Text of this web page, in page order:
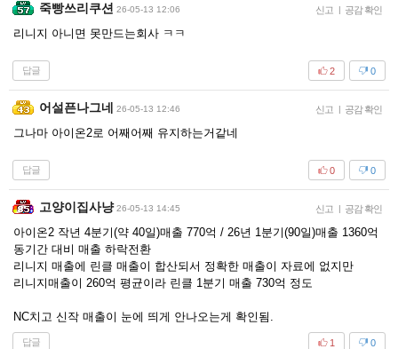
죽빵쓰리쿠션 26-05-13 12:06 신고 | 공감 확인
리니지 아니면 못만드는회사 ㅋㅋ
답글 0
2
어설픈나그네 26-05-13 12:46 신고 | 공감 확인
그나마 아이온2로 어째어째 유지하는거같네
답글 0
0
고양이집사냥 26-05-13 14:45 신고 | 공감 확인
아이온2 작년 4분기(약 40일)매출 770억 / 26년 1분기(90일)매출 1360억
동기간 대비 매출 하락전환
리니지 매출에 린클 매출이 합산되서 정확한 매출이 자료에 없지만
리니지매출이 260억 평균이라 린클 1분기 매출 730억 정도
NC치고 신작 매출이 눈에 띄게 안나오는게 확인됨.
답글 0
1